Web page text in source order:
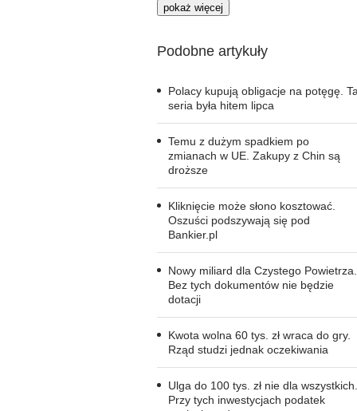
pokaż więcej
Podobne artykuły
Polacy kupują obligacje na potęgę.
seria była hitem lipca
Temu z dużym spadkiem po
zmianach w UE. Zakupy z Chin są
droższe
Kliknięcie może słono kosztować.
Oszuści podszywają się pod
Bankier.pl
Nowy miliard dla Czystego Powietrza.
Bez tych dokumentów nie będzie
dotacji
Kwota wolna 60 tys. zł wraca do gry.
Rząd studzi jednak oczekiwania
Ulga do 100 tys. zł nie dla wszystkich.
Przy tych inwestycjach podatek